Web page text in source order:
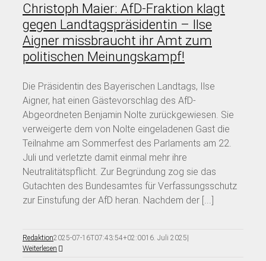
Christoph Maier: AfD-Fraktion klagt
gegen Landtagspräsidentin – Ilse
Aigner missbraucht ihr Amt zum
politischen Meinungskampf!
Die Präsidentin des Bayerischen Landtags, Ilse
Aigner, hat einen Gästevorschlag des AfD-
Abgeordneten Benjamin Nolte zurückgewiesen. Sie
verweigerte dem von Nolte eingeladenen Gast die
Teilnahme am Sommerfest des Parlaments am 22.
Juli und verletzte damit einmal mehr ihre
Neutralitätspflicht. Zur Begründung zog sie das
Gutachten des Bundesamtes für Verfassungsschutz
zur Einstufung der AfD heran. Nachdem der [...]
Redaktion2025-07-16T07:43:54+02:0016. Juli 2025|
Weiterlesen